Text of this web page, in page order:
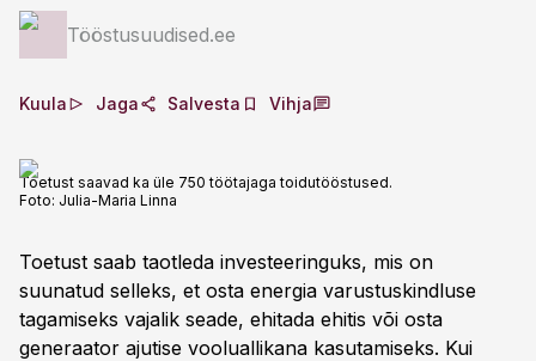
Tööstusuudised.ee
Kuula Jaga Salvesta Vihja
Toetust saavad ka üle 750 töötajaga toidutööstused.
Foto: Julia-Maria Linna
Toetust saab taotleda investeeringuks, mis on
suunatud selleks, et osta energia varustuskindluse
tagamiseks vajalik seade, ehitada ehitis või osta
generaator ajutise vooluallikana kasutamiseks. Kui